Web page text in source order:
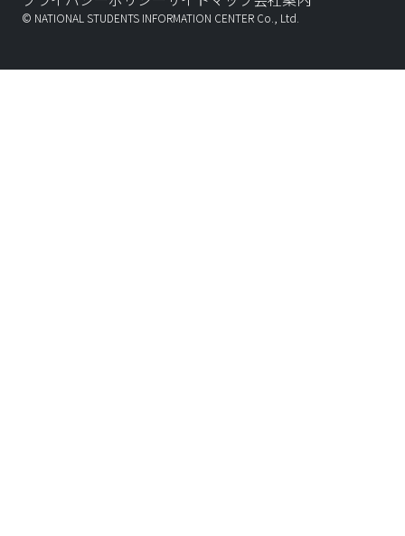
© NATIONAL STUDENTS INFORMATION CENTER Co., Ltd.